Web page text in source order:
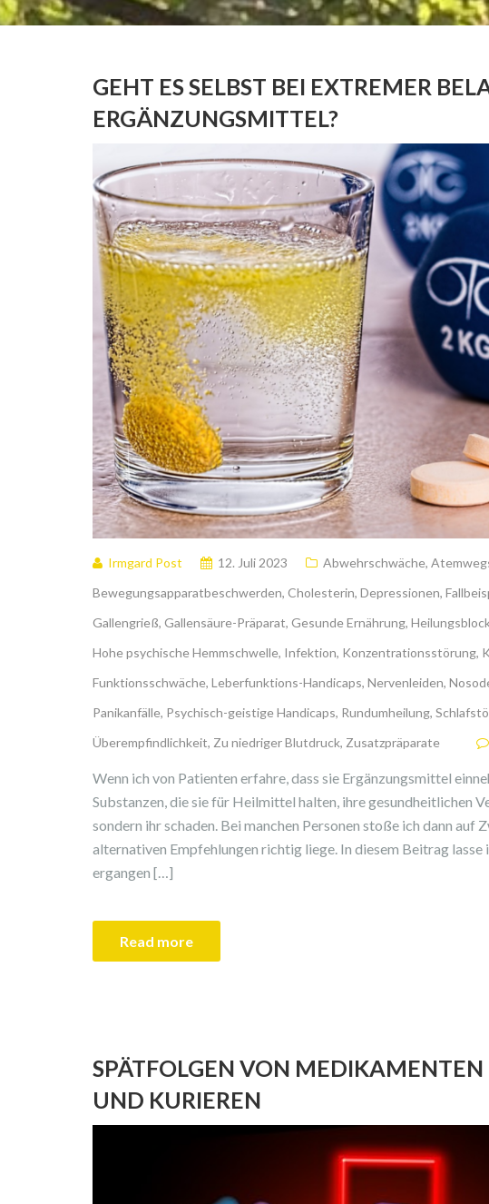
GEHT ES SELBST BEI EXTREMER
ERGÄNZUNGSMITTEL?
Irmgard Post 12. Juli 2023 Abwehrschwäche,
Bewegungsapparatbeschwerden, Cholesterin, Depressionen,
Gallengrieß, Gallensäure-Präparat, Gesunde Ernährung,
Hohe psychische Hemmschwelle, Infektion, Konzentrationsstörung,
Funktionsschwäche, Leberfunktions-Handicaps, Nervenleiden,
Panikanfälle, Psychisch-geistige Handicaps, Rundumheilung,
Überempfindlichkeit, Zu niedriger Blutdruck, Zusatzpräparate
Wenn ich von Patienten erfahre, dass sie Ergänzungsmittel
Substanzen, die sie für Heilmittel halten, ihre gesundheitlichen
sondern ihr schaden. Bei manchen Personen stoße ich dann auf
alternativen Empfehlungen richtig liege. In diesem Beitrag lasse
ergangen […]
Read more
SPÄTFOLGEN VON
UND KURIEREN